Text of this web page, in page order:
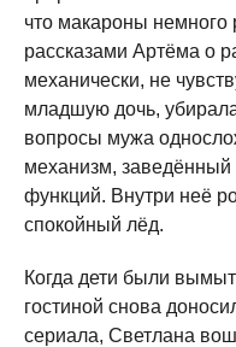
что макароны
рассказами Артёма о
механически, не
младшую дочь,
вопросы мужа
механизм,
функций. Внутри неё
спокойный лёд.
Когда дети были
гостиной снова
сериала, Светлана